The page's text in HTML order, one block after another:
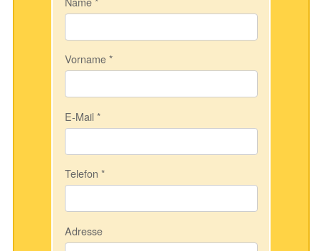
Vorname*
E-Mail*
Telefon *
Adresse